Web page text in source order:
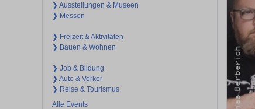
❯ Ausstellungen & Museen
❯ Messen
❯ Freizeit & Aktivitäten
❯ Bauen & Wohnen
❯ Job & Bildung
❯ Auto & Verker
❯ Reise & Tourismus
Alle Events